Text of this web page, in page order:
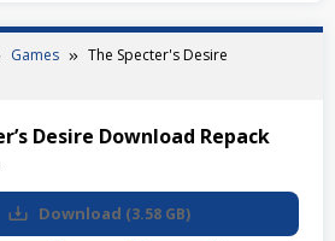
Games
The Specter's Desire
Desire Download Repack
Download (3.58 GB)